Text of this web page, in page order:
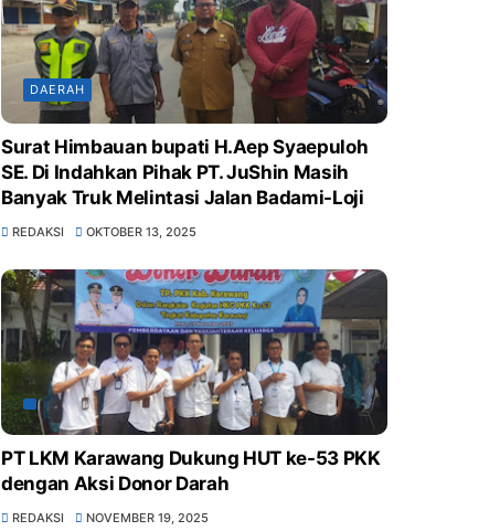
DAERAH
Surat Himbauan bupati H.Aep Syaepuloh
SE. Di Indahkan Pihak PT. JuShin Masih
Banyak Truk Melintasi Jalan Badami-Loji
REDAKSI OKTOBER 13, 2025
PT LKM Karawang Dukung HUT ke-53 PKK
dengan Aksi Donor Darah
REDAKSI NOVEMBER 19, 2025